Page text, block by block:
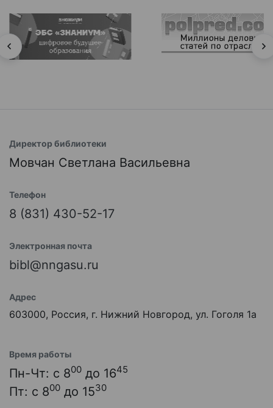
Директор библиотеки
Мовчан Светлана Васильевна
Телефон
8 (831) 430-52-17
Электронная почта
bibl@nngasu.ru
Адрес
603000, Россия, г. Нижний Новгород, ул. Гоголя 1а
Время работы
Пн-Чт: с 800 до 1645
Пт: с 800 до 1530